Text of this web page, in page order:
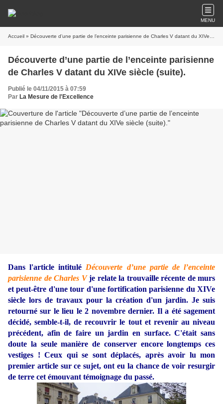
MENU
Accueil » Découverte d’une partie de l’enceinte parisienne de Charles V datant du XIVe siècle (suite).
Découverte d’une partie de l’enceinte parisienne
de Charles V datant du XIVe siècle (suite).
Publié le 04/11/2015 à 07:59
Par La Mesure de l'Excellence
Dans l'article intitulé Découverte d’une partie de l’enceinte
parisienne de Charles Vje relate la trouvaille récente de murs
et peut-être d'une tour d'une fortification parisienne du XIVe
siècle lors de travaux pour la création d'un jardin. Je suis
retourné sur le lieu le 2 novembre dernier. Il a été sagement
décidé, semble-t-il, de recouvrir le tout et revenir au niveau
précédent, afin de faire un jardin en surface. C'était sans
doute la seule manière de conserver encore longtemps ces
vestiges ! Ceux qui se sont déplacés, après avoir lu mon
premier article sur ce sujet, ont eu la chance de voir resurgir
de terre cet émouvant témoignage du passé.